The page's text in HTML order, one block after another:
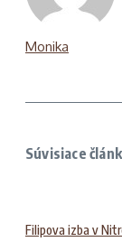
Monika
Súvisiace
Filipova izba v